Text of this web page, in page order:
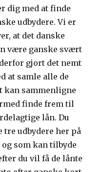
dig med at finde
udbydere. Vi er
at det danske
være ganske svært
gjort det nemt
at samle alle de
kan sammenligne
finde frem til
lån. Du
tre udbydere her på
og som kan tilbyde
du vil få de lånte